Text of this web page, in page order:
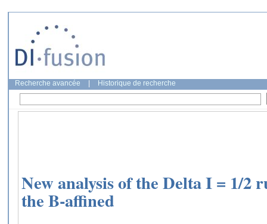
Recherche avancée Historique de recherche
New analysis of the Delta I = 1/2
the B-affined